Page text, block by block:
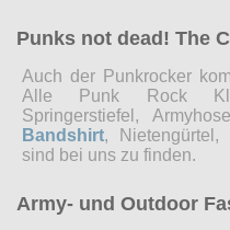
Punks not dead! The
Auch der Punkrocker
Alle Punk Rock
Springerstiefel,
Bandshirt, Nietengürtel,
sind bei uns zu finden.
Army- und Outdoor